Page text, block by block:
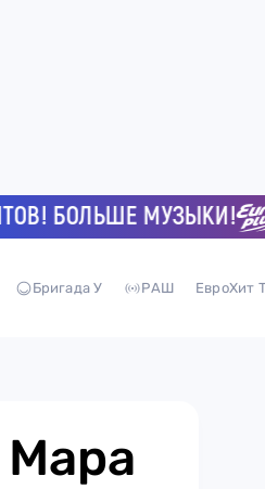
БОЛЬШЕ МУЗЫКИ!
Бригада У РАШ ЕвроХит